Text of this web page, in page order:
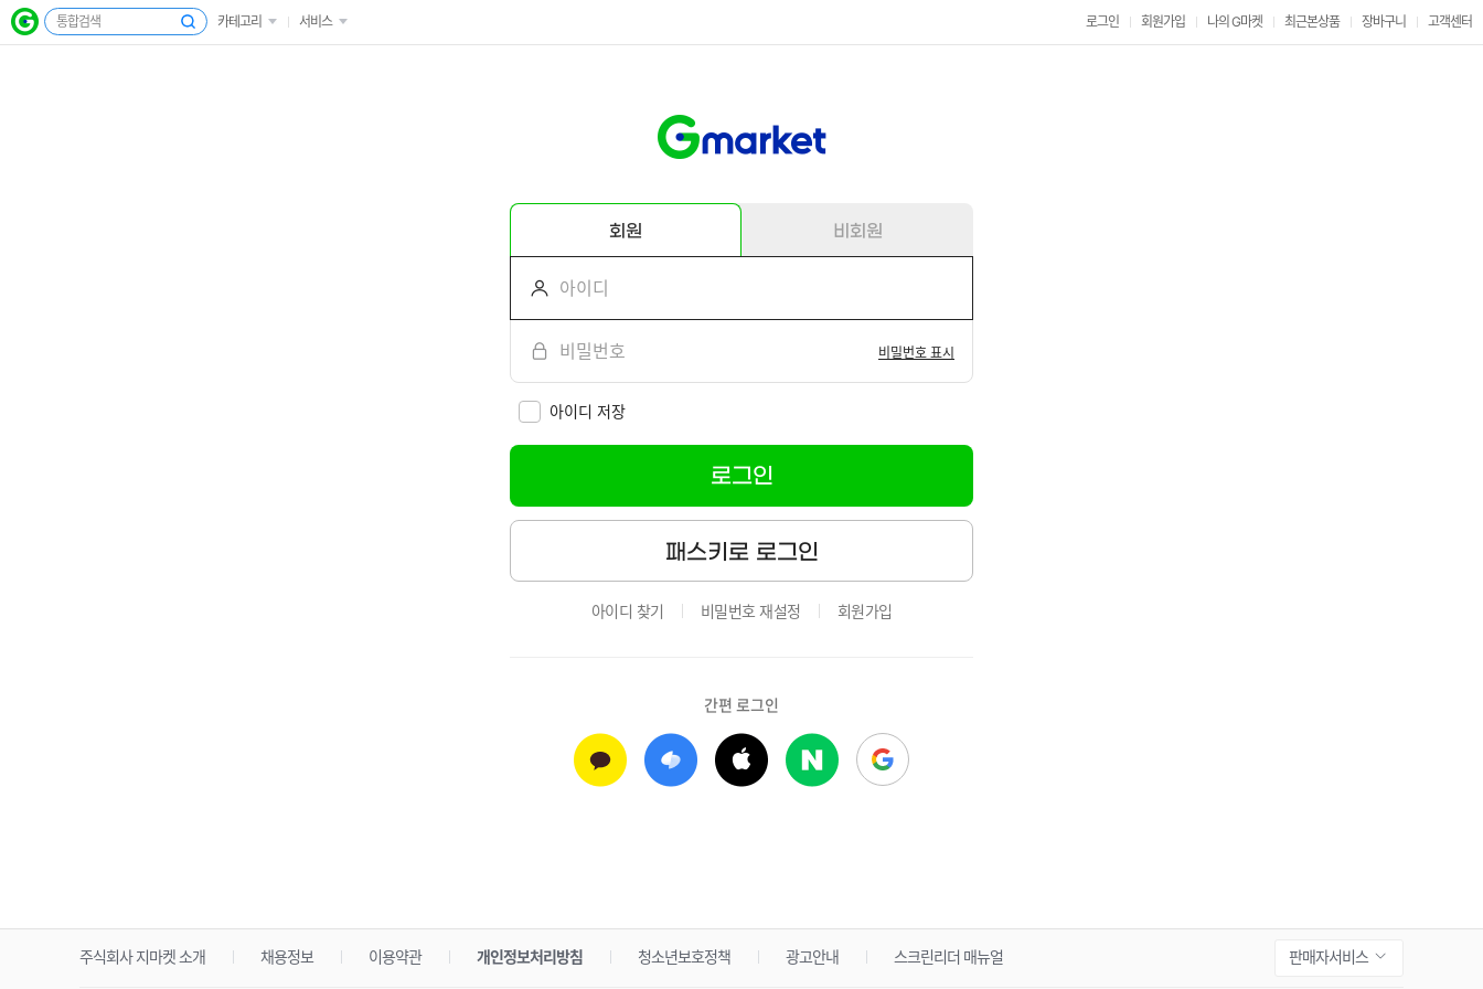
카테고리 서비스 로그인 회원가입 나의 G마켓 최근본상품 장바구니 고객센터
회원 비회원
비밀번호 표시
아이디 저장
로그인
패스키로 로그인
아이디 찾기 비밀번호 재설정 회원가입
간편 로그인
주식회사 지마켓 소개 채용정보 이용약관 개인정보처리방침 청소년보호정책 광고안내 스크린리더 매뉴얼 판매자서비스